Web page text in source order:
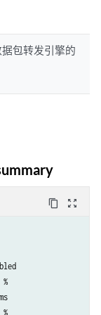
包转发引擎的
content_copy zoom_out_map